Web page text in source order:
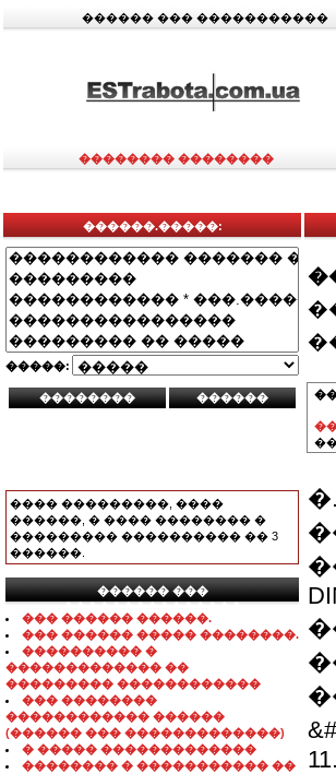
������ ��� �����������
�������� ��������
������.�����:
�����:
���� ���������, ����
������, � ���� �������� �
��������� ���������� �� 3
������.
������ ���
���������������
��� ������ ������.
��� ������ ����� ��������.
���������� �
������������� ��
��������� ������������
��� ��������
������������ ������
(������ ��� �������������)
� ����� �������������
�������� � ����������� ��